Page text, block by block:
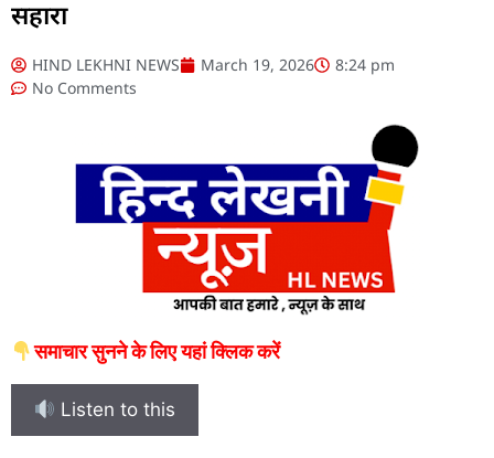
सहारा
HIND LEKHNI NEWS March 19, 2026
8:24 pm
No Comments
समाचार सुनने के लिए यहां क्लिक करें
Listen to this